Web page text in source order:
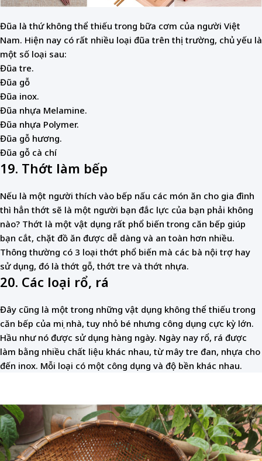
Đũa là thứ không thể thiếu trong bữa cơm của người Việt
Nam. Hiện nay có rất nhiều loại đũa trên thị trường, chủ yếu là
một số loại sau:
Đũa tre.
Đũa gỗ
Đũa inox.
Đũa nhựa Melamine.
Đũa nhựa Polymer.
Đũa gỗ hương.
Đũa gỗ cà chí
19. Thớt làm bếp
Nếu là một người thích vào bếp nấu các món ăn cho gia đình
thì hẳn thớt sẽ là một người bạn đắc lực của bạn phải không
nào? Thớt là một vật dụng rất phổ biến trong căn bếp giúp
bạn cắt, chặt đồ ăn được dễ dàng và an toàn hơn nhiều.
Thông thường có 3 loại thớt phổ biến mà các bà nội trợ hay
sử dụng, đó là thớt gỗ, thớt tre và thớt nhựa.
20. Các loại rổ, rá
Đây cũng là một trong những vật dụng không thể thiếu trong
căn bếp của mọi nhà, tuy nhỏ bé nhưng công dụng cực kỳ lớn.
Hầu như nó được sử dụng hàng ngày. Ngày nay rổ, rá được
làm bằng nhiều chất liệu khác nhau, từ mây tre đan, nhựa cho
đến inox. Mỗi loại có một công dụng và độ bền khác nhau.